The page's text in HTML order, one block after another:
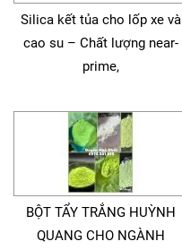
Silica kết tủa cho lốp xe và
cao su – Chất lượng near-
prime,
BỘT TẨY TRẮNG HUỲNH
QUANG CHO NGÀNH